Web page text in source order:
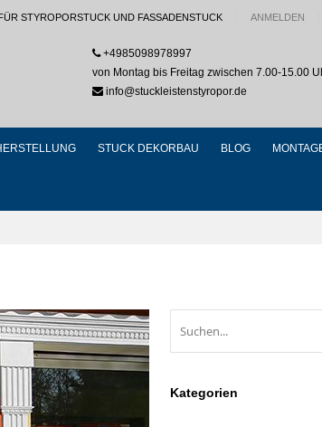
STYROPORSTUCK UND FASSADENSTUCK ANMELDEN
+4985098978997
von Montag bis Freitag zwischen 7.00-15.00
info@stuckleistenstyropor.de
STUCK DEKORBAU BLOG
Kategorien